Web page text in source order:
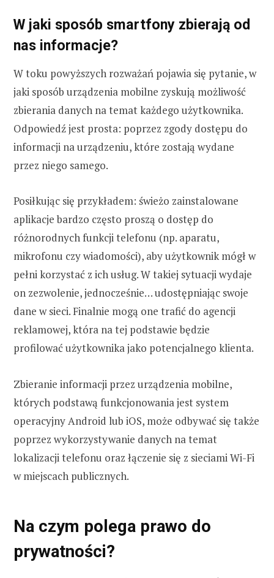
W jaki sposób smartfony zbierają od
nas informacje?
W toku powyższych rozważań pojawia się pytanie, w
jaki sposób urządzenia mobilne zyskują możliwość
zbierania danych na temat każdego użytkownika.
Odpowiedź jest prosta: poprzez zgody dostępu do
informacji na urządzeniu, które zostają wydane
przez niego samego.
Posiłkując się przykładem: świeżo zainstalowane
aplikacje bardzo często proszą o dostęp do
różnorodnych funkcji telefonu (np. aparatu,
mikrofonu czy wiadomości), aby użytkownik mógł w
pełni korzystać z ich usług. W takiej sytuacji wydaje
on zezwolenie, jednocześnie… udostępniając swoje
dane w sieci. Finalnie mogą one trafić do agencji
reklamowej, która na tej podstawie będzie
profilować użytkownika jako potencjalnego klienta.
Zbieranie informacji przez urządzenia mobilne,
których podstawą funkcjonowania jest system
operacyjny Android lub iOS, może odbywać się także
poprzez wykorzystywanie danych na temat
lokalizacji telefonu oraz łączenie się z sieciami Wi-Fi
w miejscach publicznych.
Na czym polega prawo do
prywatności?